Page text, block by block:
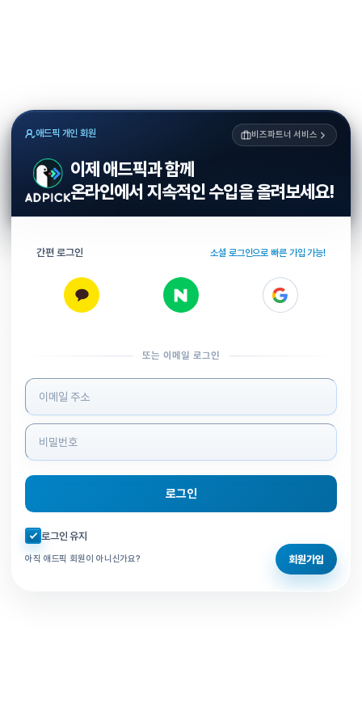
애드픽 개인 회원 비즈파트너 서비스
이제 애드픽과 함께
온라인에서 지속적인 수입을 올려보세요!
간편 로그인 소셜 로그인으로 빠른 가입 가능!
또는 이메일 로그인
로그인 정보 입력
로그인
자동로그인 체크
로그인 유지
아직 애드픽 회원이 아니신가요? 회원가입